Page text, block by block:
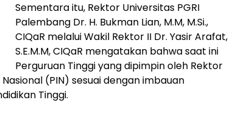
Sementara itu, Rektor Universitas PGRI
Palembang Dr. H. Bukman Lian, M.M, M.Si.,
CIQaR melalui Wakil Rektor II Dr. Yasir Arafat,
S.E.M.M, CIQaR mengatakan bahwa saat ini
Perguruan Tinggi yang dipimpin oleh Rektor
(PIN) sesuai dengan imbauan
Tinggi.